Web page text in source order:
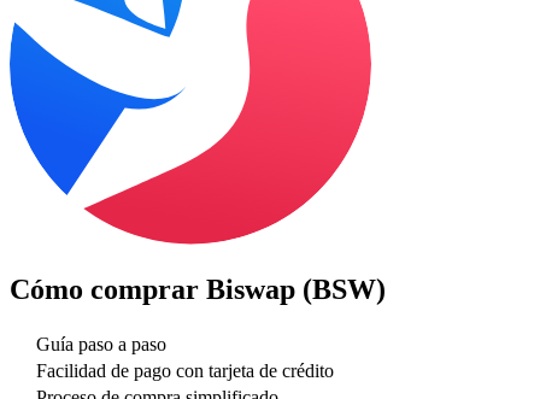
Cómo comprar Biswap (BSW)
Guía paso a paso
Facilidad de pago con tarjeta de crédito